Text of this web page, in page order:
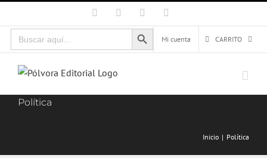
al
contenido
Facebook Instagram
Buscar:
Botón de búsqueda
Mi cuenta
CARRITO
Política
Inicio Política